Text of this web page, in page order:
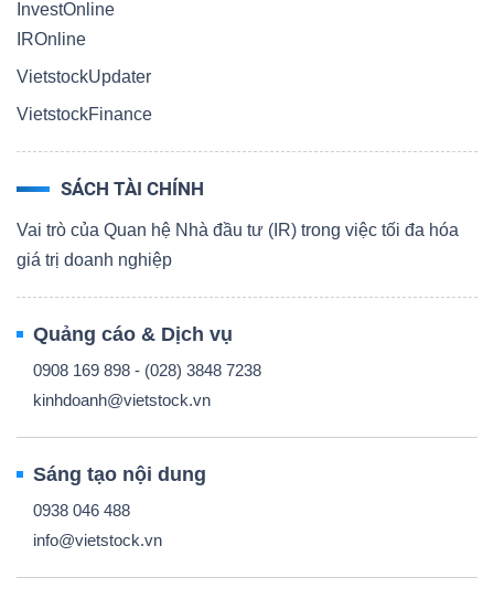
InvestOnline
IROnline
VietstockUpdater
VietstockFinance
SÁCH TÀI CHÍNH
Vai trò của Quan hệ Nhà đầu tư (IR) trong việc tối đa hóa
giá trị doanh nghiệp
Quảng cáo & Dịch vụ
0908 169 898 - (028) 3848 7238
kinhdoanh@vietstock.vn
Sáng tạo nội dung
0938 046 488
info@vietstock.vn